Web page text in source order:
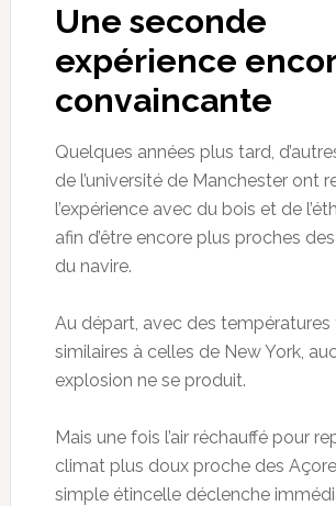
Une seconde
expérience
convaincante
Quelques années plus tard,
de l’université de Manchester ont
l’expérience avec du bois et de
afin d’être encore plus proches
du navire.
Au départ, avec des températures
similaires à celles de New York,
explosion ne se produit.
Mais une fois l’air réchauffé pour
climat plus doux proche des
simple étincelle déclenche